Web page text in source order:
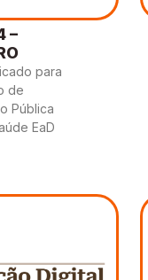
–
para
de
Pública
EaD